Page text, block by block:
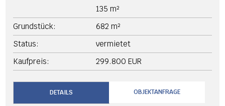
135 m²
Grundstück:
682 m²
Status:
vermietet
Kaufpreis:
299.800 EUR
DETAILS OBJEKTANFRAGE